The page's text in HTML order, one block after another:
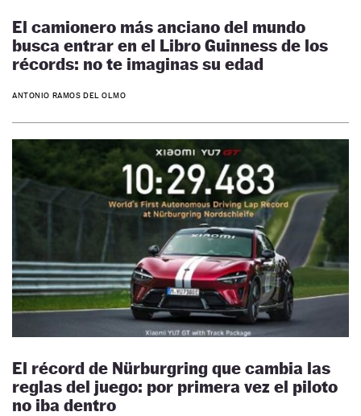
El camionero más anciano del mundo
busca entrar en el Libro Guinness de los
récords: no te imaginas su edad
ANTONIO RAMOS DEL OLMO
El récord de Nürburgring que cambia las
reglas del juego: por primera vez el piloto
no iba dentro